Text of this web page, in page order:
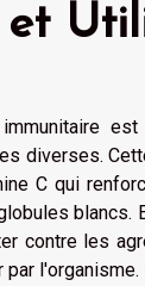
diverses.
C qui
blancs.
contre les